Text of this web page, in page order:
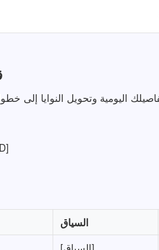
السياق